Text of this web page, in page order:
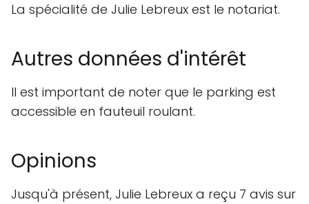
La spécialité de Julie Lebreux est le notariat.
Autres données d'intérêt
Il est important de noter que le parking est
accessible en fauteuil roulant.
Opinions
Jusqu'à présent, Julie Lebreux a reçu 7 avis sur